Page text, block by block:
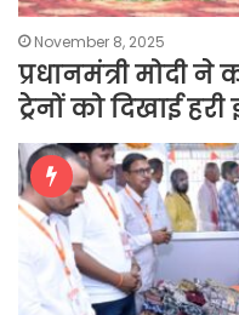
November 8, 2025
प्रधानमंत्री मोदी
ट्रेनों को दिखाई हरी